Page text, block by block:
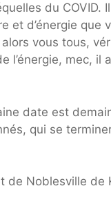
du COVID.
et d’énergie que
vous tous,
l’énergie, mec, il
date est
qui se
Noblesville de